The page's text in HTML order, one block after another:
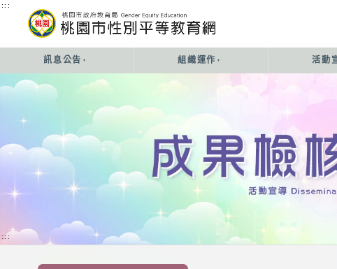
:::
訊息公告 組織運作 活動
:::
:::